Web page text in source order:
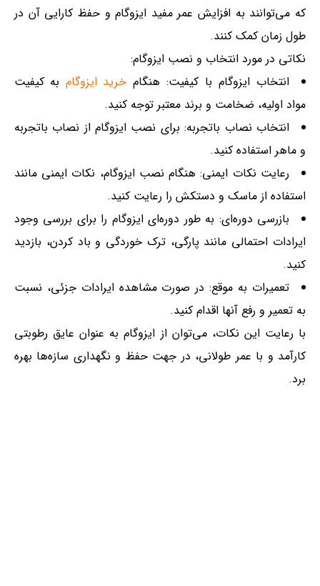
که می‌توانند به افزایش عمر مفید ایزوگام و حفظ کارایی آن در
طول زمان کمک کنند.
نکاتی در مورد انتخاب و نصب ایزوگام:
انتخاب ایزوگام با کیفیت: هنگام خرید ایزوگامبه کیفیت
مواد اولیه، ضخامت و برند معتبر توجه کنید.
انتخاب نصاب باتجربه: برای نصب ایزوگام از نصاب باتجربه
و ماهر استفاده کنید.
رعایت نکات ایمنی: هنگام نصب ایزوگام، نکات ایمنی مانند
استفاده از ماسک و دستکش را رعایت کنید.
بازرسی دوره‌ای: به طور دوره‌ای ایزوگام را برای بررسی وجود
ایرادات احتمالی مانند پارگی، ترک خوردگی و باد کردن، بازدید
کنید.
تعمیرات به موقع: در صورت مشاهده ایرادات جزئی، نسبت
به تعمیر و رفع آنها اقدام کنید.
با رعایت این نکات، می‌توان از ایزوگام به عنوان عایق رطوبتی
کارآمد و با عمر طولانی، در جهت حفظ و نگهداری سازه‌ها بهره
برد.